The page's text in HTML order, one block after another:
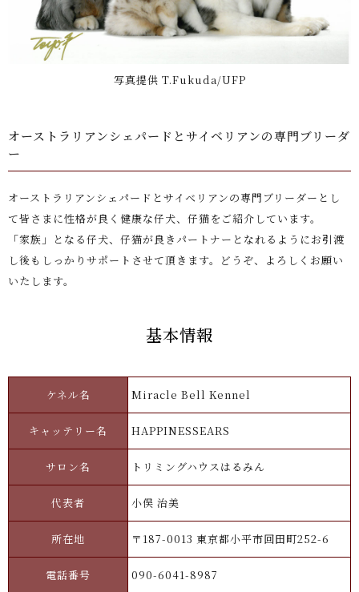
写真提供 T.Fukuda/UFP
オーストラリアンシェパードとサイベリアンの専門ブリーダ
ー
オーストラリアンシェパードとサイベリアンの専門ブリーダーとし
て皆さまに性格が良く健康な仔犬、仔猫をご紹介しています。
「家族」となる仔犬、仔猫が良きパートナーとなれるようにお引渡
し後もしっかりサポートさせて頂きます。
どうぞ、よろしくお願い
いたします。
基本情報
ケネル名 Miracle Bell Kennel
キャッテリー名 HAPPINESSEARS
サロン名 トリミングハウスはるみん
代表者 小俣 治美
所在地 〒187-0013 東京都小平市回田町252-6
電話番号 090-6041-8987